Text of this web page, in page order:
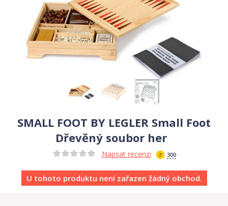
SMALL FOOT BY LEGLER Small Foot
Dřevěný soubor her
Napsat recenzi 300
U tohoto produktu není zařazen žádný obchod.